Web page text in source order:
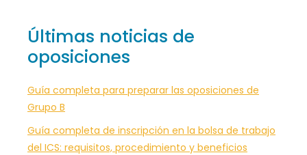
Últimas noticias de
oposiciones
Guía completa para preparar las oposiciones de
Grupo B
Guía completa de inscripción en la bolsa de trabajo
del ICS: requisitos, procedimiento y beneficios